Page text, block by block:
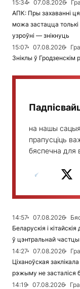
15:34 07.08.2026
АПК: Пры захаванні
можа застацца
узроўні — знікнуць
15:07
07.08.2026
Зніклы ў
на нашы
прапусціць
бяспечна для
14:57 07.08.2026
Беларускія і
ў цэнтральнай
14:27
07.08.2026
Ціханоўская
рэжыму не засталіся
14:19
07.08.2026